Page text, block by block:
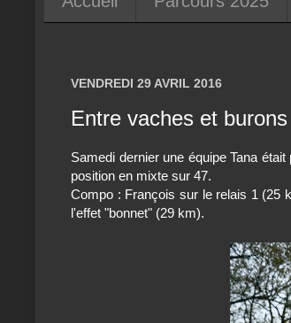
VENDREDI 29 AVRIL 2016
Entre vaches et burons
Samedi dernier une équipe Tana
position en mixte sur 47.
Compo : François sur le relais 1 (25
l'effet "bonnet" (29 km).